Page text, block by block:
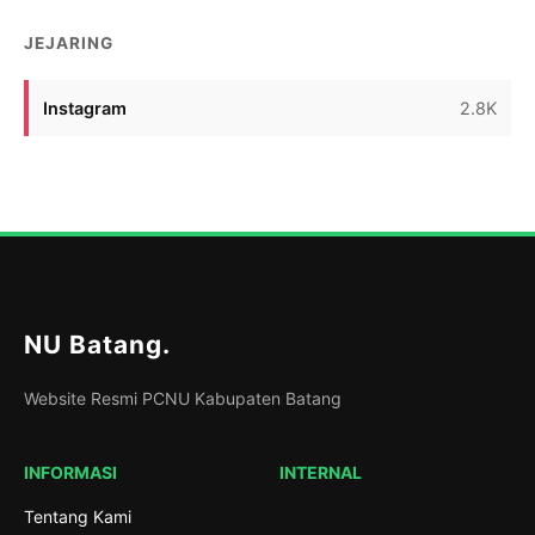
JEJARING
Instagram 2.8K
NU Batang.
Website Resmi PCNU Kabupaten Batang
INFORMASI
Tentang Kami
INTERNAL